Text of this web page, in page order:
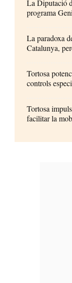
La Diputació
programa
La paradoxa
Catalunya,
Tortosa
controls
Tortosa
facilitar la